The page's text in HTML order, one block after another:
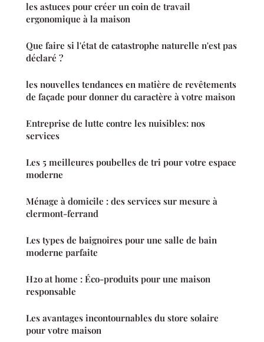
les astuces pour créer un coin de travail
ergonomique à la maison
Que faire si l'état de catastrophe naturelle n'est pas
déclaré ?
les nouvelles tendances en matière de revêtements
de façade pour donner du caractère à votre maison
Entreprise de lutte contre les nuisibles: nos
services
Les 5 meilleures poubelles de tri pour votre espace
moderne
Ménage à domicile : des services sur mesure à
clermont-ferrand
Les types de baignoires pour une salle de bain
moderne parfaite
H2o at home : Éco-produits pour une maison
responsable
Les avantages incontournables du store solaire
pour votre maison